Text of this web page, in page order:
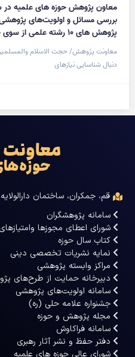
معاون پژوهش حوزه های علمیه
بررسی مسائل و اولویت‌های
پژوهش های ۱۰ رشته علمی از سوی حوزه
معاونت پژوهش/ حجت الاسلام
دنبال شناسایی نیازهای
قم، جمکران، ساختمان
سامانه پژوهشگران
شورای اعطای مجوزها
کتاب سال حوزه
نمایه نشریات تخصصی دینی
مراکز وابسته پژوهشی
دبیرخانه حمایت از طرح‌های
سامانه اولویت‌های پژوهشی
جشنواره علامه حلی (ره)
مجله پژوهش و حوزه
سامانه فراکاوش
دفتر حفظ و نشر آثار رهبری
شورای عالی حوزه های علمیه